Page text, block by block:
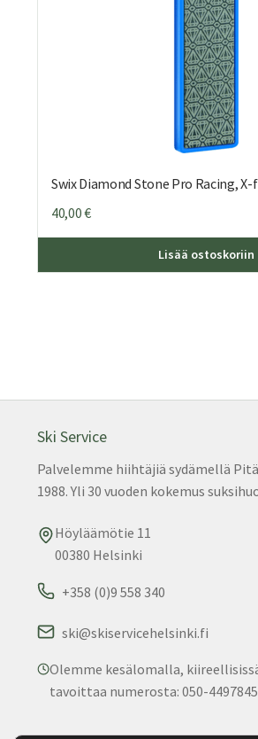
Swix Diamond Stone Pro Racing, X-
40,00€
Lisää ostoskoriin
Ski Service
Palvelemme hiihtäjiä sydämellä
1988. Yli 30 vuoden kokemus
Höyläämötie 11
00380 Helsinki
+358 (0)9 558 340
ski@skiservicehelsinki.fi
Olemme kesälomalla,
tavoittaa numerosta: 050-4497845